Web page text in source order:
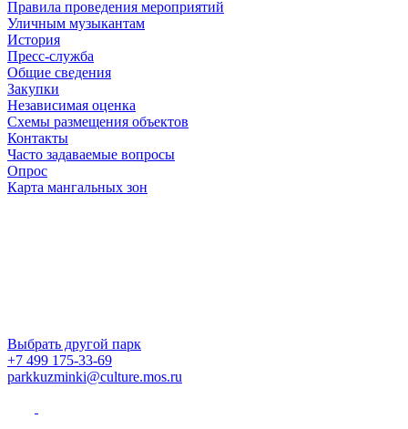
Правила проведения мероприятий
Уличным музыкантам
История
Пресс-служба
Общие сведения
Закупки
Независимая оценка
Схемы размещения объектов
Контакты
Часто задаваемые вопросы
Опрос
Карта мангальных зон
Выбрать другой парк
+7 499 175-33-69
parkkuzminki@culture.mos.ru